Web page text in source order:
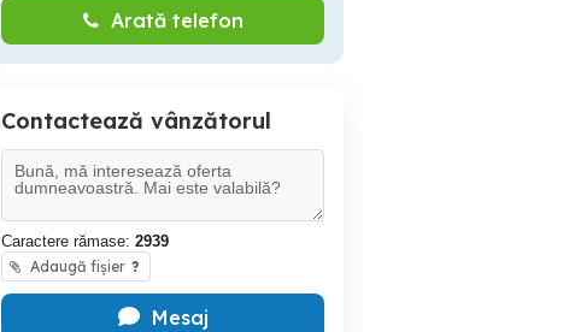
Arată telefon
Contactează vânzătorul
Caractere rămase: 2939
Adaugă fișier ?
Mesaj